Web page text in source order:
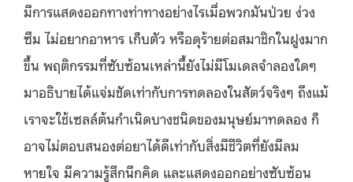
มีการแสดงออกทางท่าทางอย่างไรเมื่อพวกมันป่วย ง่วง
ซึม ไม่อยากอาหาร เก็บตัว หรือดุร้ายต่อสมาชิกในฝูงมาก
ขึ้น พฤติกรรมที่ซับซ้อนเหล่านี้ยังไม่มีโมเดลจำลองใดๆ
มาอธิบายได้แจ่มชัดเท่ากับการทดลองในสัตว์จริงๆ ถึงแม้
เราจะใช้เซลล์ต้นกำเนิดบางชนิดของมนุษย์มาทดลอง ก็
อาจไม่ตอบสนองต่อยาได้ดีเท่ากับสิ่งมีชีวิตที่ยังมีลม
หายใจ มีความรู้สึกนึกคิด และแสดงออกอย่างซับซ้อน